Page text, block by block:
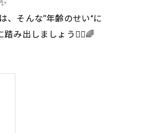
、そんな“年齢のせい”に
み出しましょう🏃‍♀️🌈